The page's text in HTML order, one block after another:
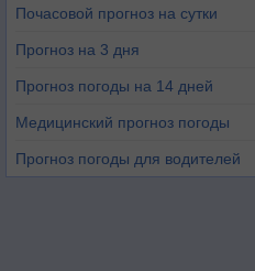
Почасовой прогноз на сутки
Прогноз на 3 дня
Прогноз погоды на 14 дней
Медицинский прогноз погоды
Прогноз погоды для водителей